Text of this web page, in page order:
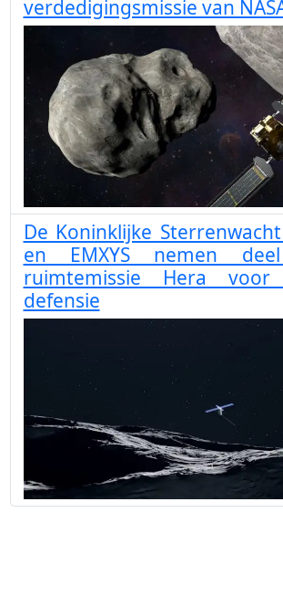
verdedigingsmissie van
De Koninklijke
en EMXYS nemen
ruimtemissie Hera voor
defensie